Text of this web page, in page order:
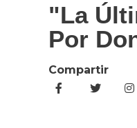
"La
Por
Compartir